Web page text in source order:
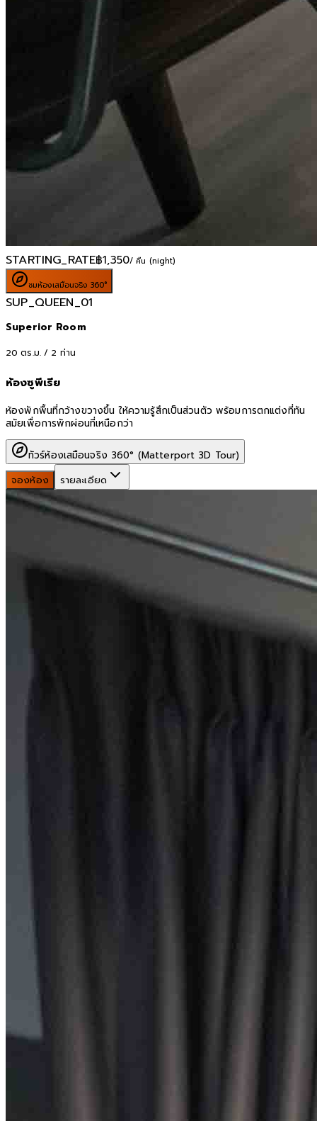
STARTING_RATE฿1,350/ คืน (night)
ชมห้องเสมือนจริง 360°
SUP_QUEEN_01
Superior Room
20 ตร.ม. / 2 ท่าน
ห้องซูพีเรีย
ห้องพักพื้นที่กว้างขวางขึ้น ให้ความรู้สึกเป็นส่วนตัว พร้อมการตกแต่งที่ทัน
สมัยเพื่อการพักผ่อนที่เหนือกว่า
ทัวร์ห้องเสมือนจริง 360° (Matterport 3D Tour)
จองห้อง
รายละเอียด